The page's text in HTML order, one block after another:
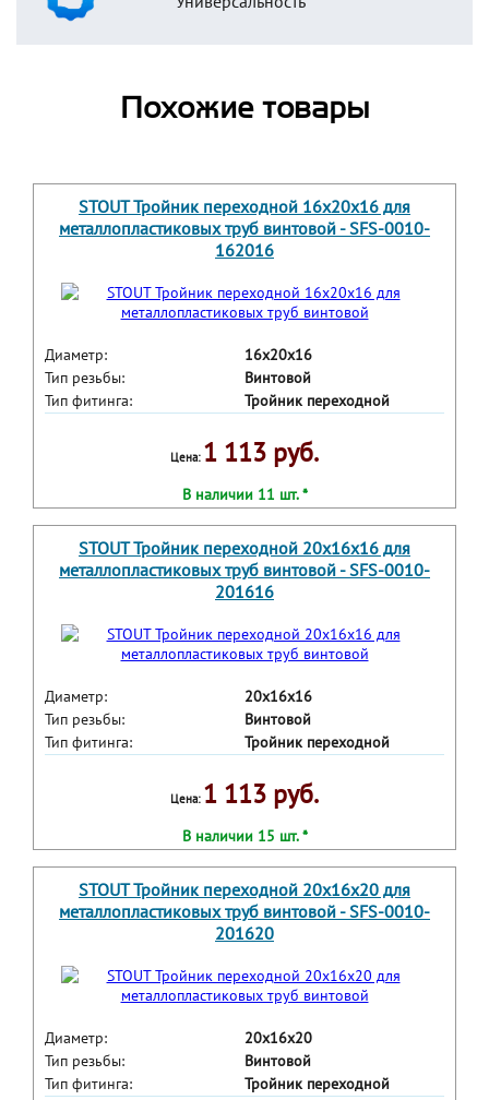
Похожие товары
STOUT Тройник переходной 16x20x16 для
металлопластиковых труб винтовой - SFS-0010-
162016
Диаметр:
16x20x16
Тип резьбы:
Винтовой
Тип фитинга:
Тройник переходной
Цена: 1 113 руб.
В наличии 11 шт. *
STOUT Тройник переходной 20х16х16 для
металлопластиковых труб винтовой - SFS-0010-
201616
Диаметр:
20x16x16
Тип резьбы:
Винтовой
Тип фитинга:
Тройник переходной
Цена: 1 113 руб.
В наличии 15 шт. *
STOUT Тройник переходной 20х16х20 для
металлопластиковых труб винтовой - SFS-0010-
201620
Диаметр:
20x16x20
Тип резьбы:
Винтовой
Тип фитинга:
Тройник переходной